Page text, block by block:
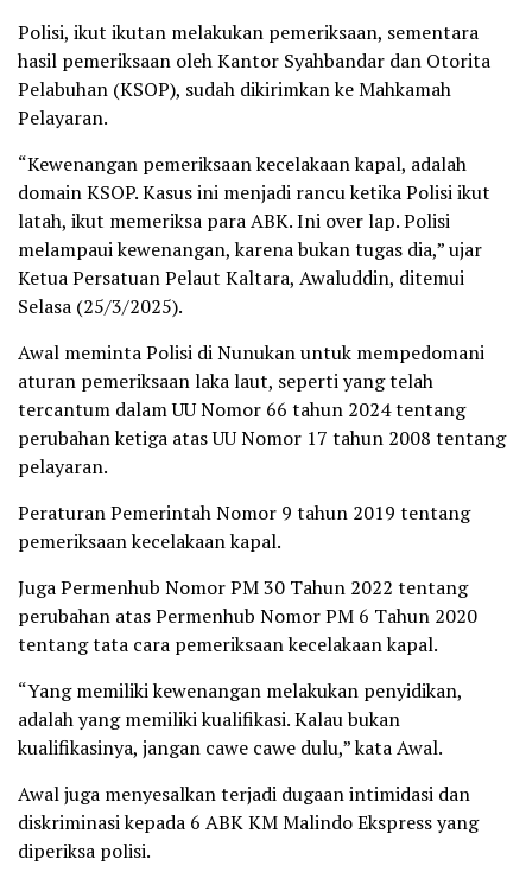
Polisi, ikut ikutan melakukan pemeriksaan, sementara
hasil pemeriksaan oleh Kantor Syahbandar dan Otorita
Pelabuhan (KSOP), sudah dikirimkan ke Mahkamah
Pelayaran.
“Kewenangan pemeriksaan kecelakaan kapal, adalah
domain KSOP. Kasus ini menjadi rancu ketika Polisi ikut
latah, ikut memeriksa para ABK. Ini over lap. Polisi
melampaui kewenangan, karena bukan tugas dia,” ujar
Ketua Persatuan Pelaut Kaltara, Awaluddin, ditemui
Selasa (25/3/2025).
Awal meminta Polisi di Nunukan untuk mempedomani
aturan pemeriksaan laka laut, seperti yang telah
tercantum dalam UU Nomor 66 tahun 2024 tentang
perubahan ketiga atas UU Nomor 17 tahun 2008 tentang
pelayaran.
Peraturan Pemerintah Nomor 9 tahun 2019 tentang
pemeriksaan kecelakaan kapal.
Juga Permenhub Nomor PM 30 Tahun 2022 tentang
perubahan atas Permenhub Nomor PM 6 Tahun 2020
tentang tata cara pemeriksaan kecelakaan kapal.
“Yang memiliki kewenangan melakukan penyidikan,
adalah yang memiliki kualifikasi. Kalau bukan
kualifikasinya, jangan cawe cawe dulu,” kata Awal.
Awal juga menyesalkan terjadi dugaan intimidasi dan
diskriminasi kepada 6 ABK KM Malindo Ekspress yang
diperiksa polisi.